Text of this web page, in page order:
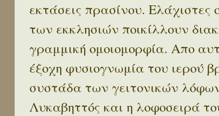
εκτάσεις πρασίνου.
των εκκλησιών ποικίλλουν
γραμμική ομοιομορφία. Απο
έξοχη φυσιογνωμία του ιερού
συστάδα των γειτονικών
Λυκαβηττός και η λοφοσειρά